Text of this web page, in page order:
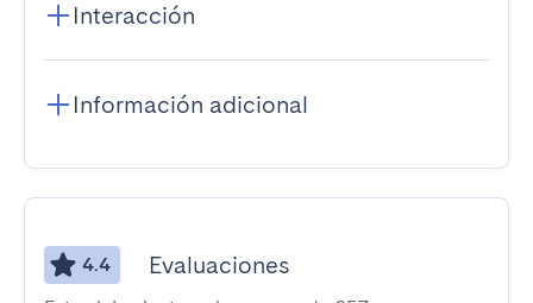
Interacción
Información adicional
4.4 Evaluaciones